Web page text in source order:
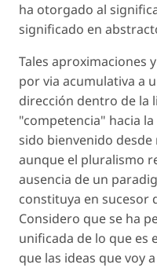
ha otorgado al
significado en
Tales aproximaciones
por via acumulativa a
dirección dentro de la
"competencia" hacia
sido bienvenido
aunque el pluralismo
ausencia de un
constituya en sucesor
Considero que se ha
unificada de lo que es
que las ideas que voy